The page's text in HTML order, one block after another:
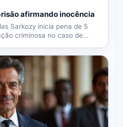
afirmando inocência
Sarkozy inicia pena de 5
criminosa no caso de...